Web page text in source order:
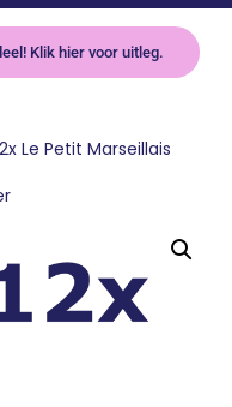
Klik hier voor uitleg.
Le Petit Marseillais